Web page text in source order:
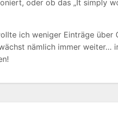
oder ob das „It simply
ich weniger Einträge
nämlich immer weiter…